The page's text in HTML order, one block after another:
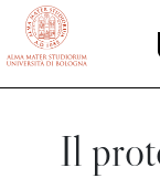
vai al contenuto
Il